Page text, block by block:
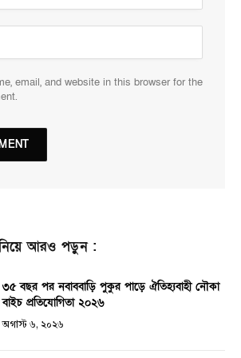
email, and website in this browser for the
আরও পড়ুন :
৩৫ বছর পর নবাববাড়ি পুকুর পাড়ে ঐতিহ্যবাহী নৌকা
বাইচ প্রতিযোগিতা ২০২৬
অগাস্ট ৬, ২০২৬